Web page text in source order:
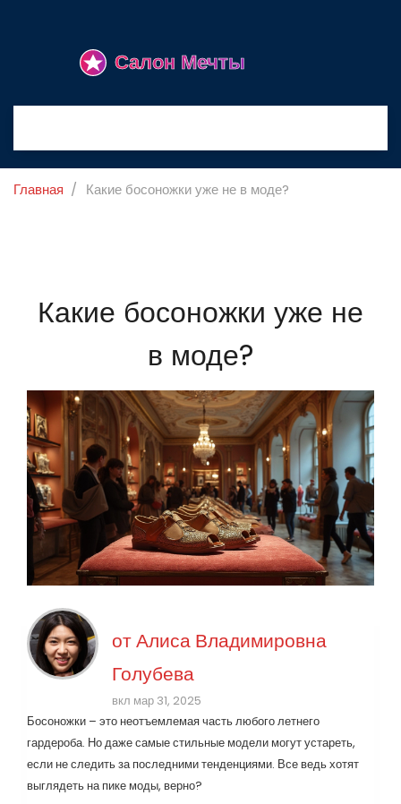
Главная Какие босоножки уже не в моде?
Какие босоножки уже не
в моде?
отАлиса Владимировна
Голубева
вкл мар 31, 2025
Босоножки – это неотъемлемая часть любого летнего
гардероба. Но даже самые стильные модели могут устареть,
если не следить за последними тенденциями. Все ведь хотят
выглядеть на пике моды, верно?